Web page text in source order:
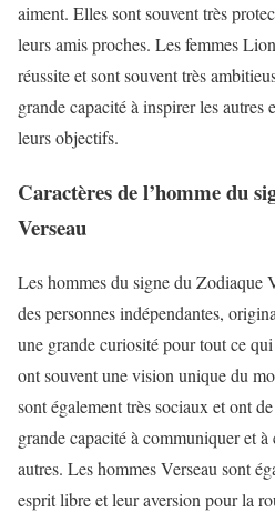
aiment. Elles sont souvent très
leurs amis proches. Les femmes
réussite et sont souvent très
grande capacité à inspirer les autres
leurs objectifs.
Caractères de l’homme du
Verseau
Les hommes du signe du Zodiaque
des personnes indépendantes,
une grande curiosité pour tout ce
ont souvent une vision unique du
sont également très sociaux et ont
grande capacité à communiquer et
autres. Les hommes Verseau sont
esprit libre et leur aversion pour la